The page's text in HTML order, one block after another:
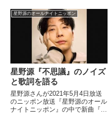
星野源のオールナイトニッポン
星野源『不思議』のノイズ
と歌詞を語る
星野源さんが2021年5月4日放送
のニッポン放送『星野源のオール
ナイトニッポン』の中で新曲『不